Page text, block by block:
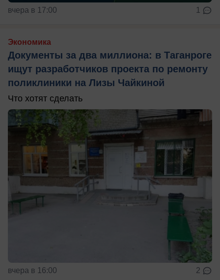
вчера в 17:00 1
Экономика
Документы за два миллиона: в Таганроге
ищут разработчиков проекта по ремонту
поликлиники на Лизы Чайкиной
Что хотят сделать
вчера в 16:00 2